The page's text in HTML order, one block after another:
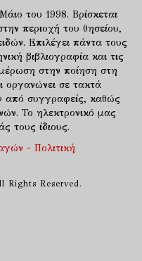
του 1998. Βρίσκεται
περιοχή του θησείου,
Επιλέγει πάντα τους
βιβλιογραφία και τις
στην ποίηση στη
οργανώνει σε τακτά
από συγγραφείς, καθώς
Το ηλεκτρονικό μας
τους ίδιους.
- Πολιτική
Rights Reserved.